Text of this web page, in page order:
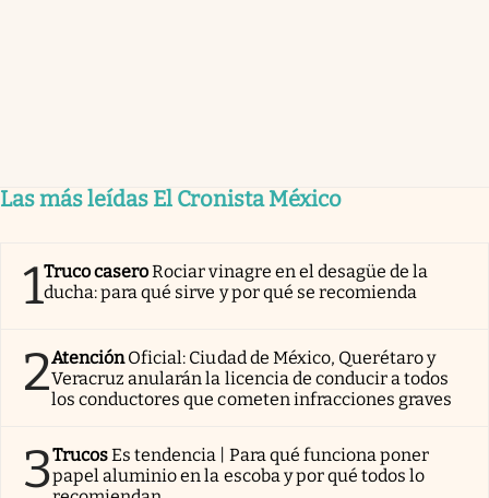
Las más leídas El Cronista México
1Truco caseroRociar vinagre en el desagüe de la
ducha: para qué sirve y por qué se recomienda
2AtenciónOficial: Ciudad de México, Querétaro y
Veracruz anularán la licencia de conducir a todos
los conductores que cometen infracciones graves
3TrucosEs tendencia | Para qué funciona poner
papel aluminio en la escoba y por qué todos lo